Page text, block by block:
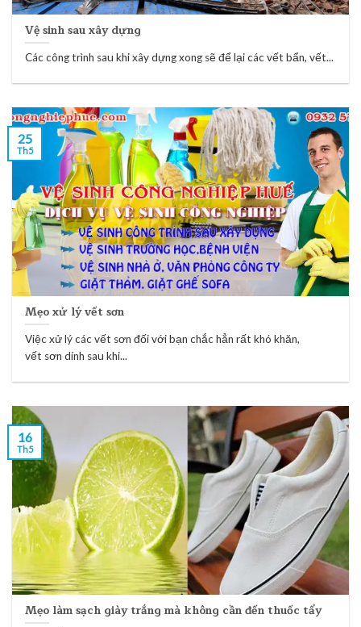
Vệ sinh sau xây dựng
Các công trình sau khi xây dựng xong sẽ để lại các vết bẩn, vết...
Mẹo xử lý vết sơn
Việc xử lý các vết sơn đối với bạn chắc hẳn rất khó khăn,
vết sơn dính sau khi...
25
Th5
Mẹo làm sạch giày trắng mà không cần đến thuốc tẩy
16
Th5